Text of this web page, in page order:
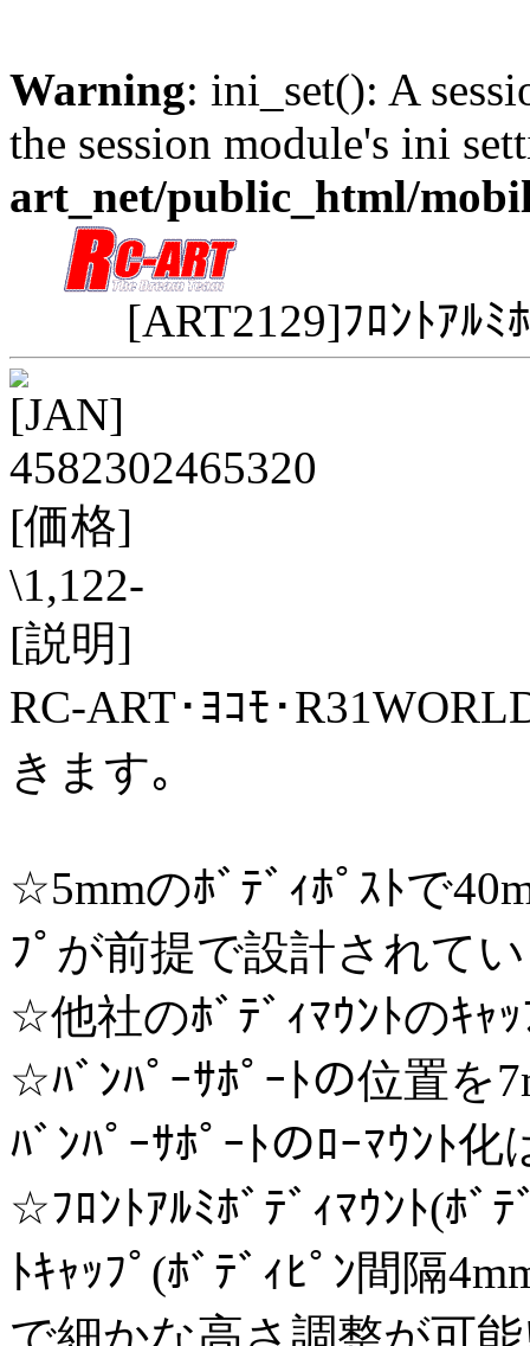
Warning: ini_set(): A
the session module's ini
art_net/public_html/
[ART2129]ﾌﾛﾝﾄｱﾙ
[JAN]
4582302465320
[価格]
\1,122-
[説明]
RC-ART･ﾖｺﾓ･
きます｡
☆5mmのﾎﾞﾃﾞｨﾎﾟｽﾄで
ﾌﾟが前提で設計されて
☆他社のﾎﾞﾃﾞｨﾏｳﾝﾄのｷｬ
☆ﾊﾞﾝﾊﾟｰｻﾎﾟｰﾄの位置を
ﾊﾞﾝﾊﾟｰｻﾎﾟｰﾄのﾛｰﾏｳﾝﾄ
☆ﾌﾛﾝﾄｱﾙﾐﾎﾞﾃﾞｨﾏｳﾝﾄ(ﾎﾞ
ﾄｷｬｯﾌﾟ(ﾎﾞﾃﾞｨﾋﾟﾝ間隔